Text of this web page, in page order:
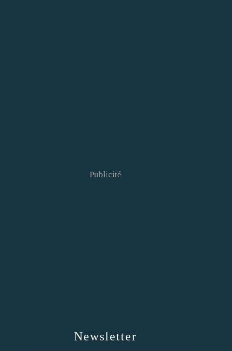
Newsletter
Publicité